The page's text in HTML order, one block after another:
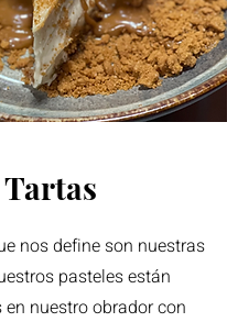
Tartas
nos define son nuestras
pasteles están
nuestro obrador con